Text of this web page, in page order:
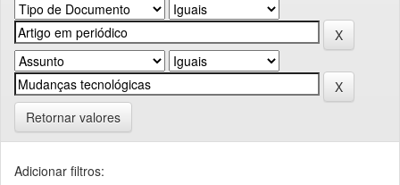
Retornar valores
Adicionar filtros: